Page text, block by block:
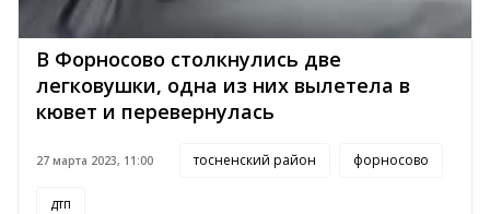
В Форносово столкнулись две
легковушки, одна из них вылетела в
кювет и перевернулась
27 марта 2023, 11:00 тосненский район форносово
дтп